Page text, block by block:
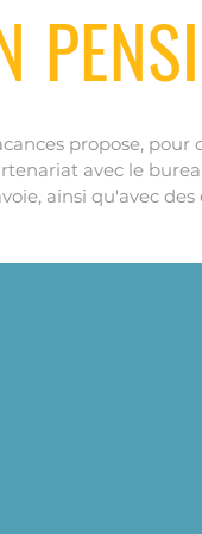
propose,
avec le
ainsi qu'avec